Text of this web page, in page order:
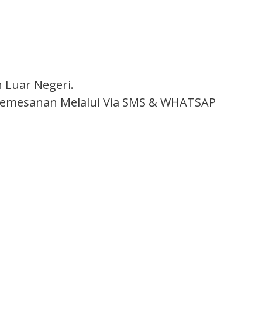
Luar Negeri.
Melalui Via SMS & WHATSAP